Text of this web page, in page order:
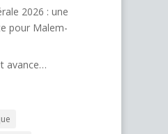
2026 : une
pour Malem-
avance…